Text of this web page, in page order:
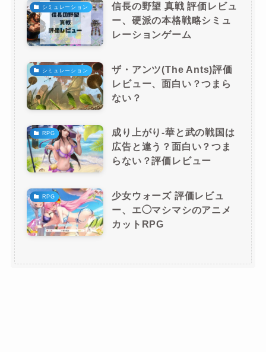
シミュレーション
信長の野望 真戦 評価レビュ
ー、硬派の本格戦略シミュ
レーションゲーム
シミュレーション
ザ・アンツ(The Ants)評価
レビュー、面白い？つまら
ない？
RPG
成り上がり-華と武の戦国は
広告と違う？面白い？つま
らない？評価レビュー
RPG
少女ウォーズ 評価レビュ
ー、エ◯マシマシのアニメ
カットRPG